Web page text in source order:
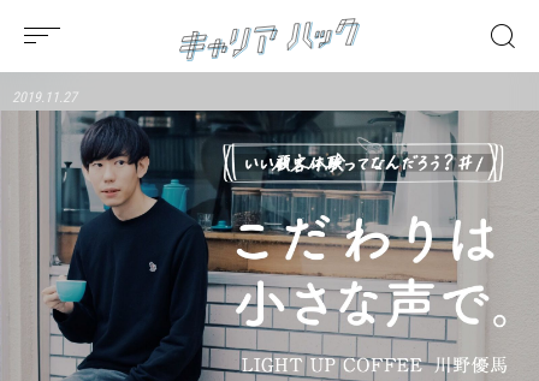
2019.11.27